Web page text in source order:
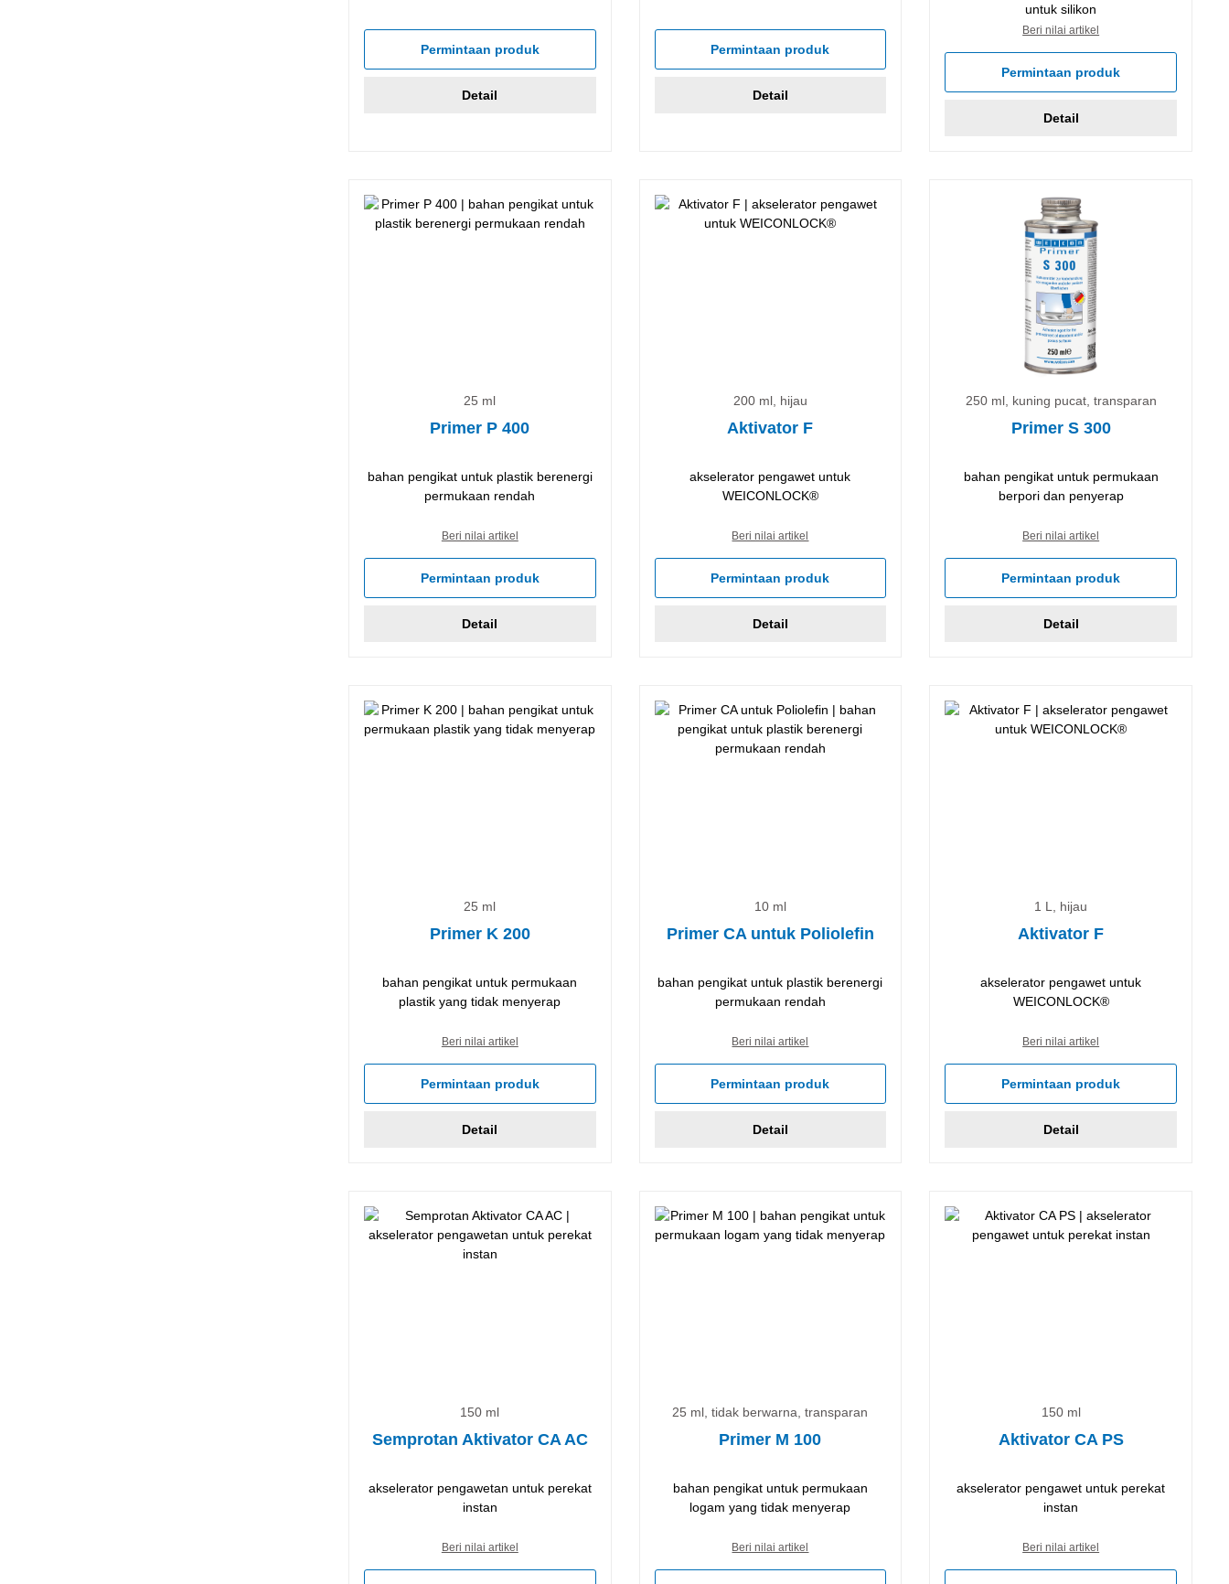
Permintaan produk
Detail
Permintaan produk
Detail
untuk silikon
Beri nilai artikel
Permintaan produk
Detail
25 ml
Primer P 400
bahan pengikat untuk plastik berenergi
permukaan rendah
Beri nilai artikel
Permintaan produk
Detail
200 ml, hijau
Aktivator F
akselerator pengawet untuk
WEICONLOCK®
Beri nilai artikel
Permintaan produk
Detail
250 ml, kuning pucat, transparan
Primer S 300
bahan pengikat untuk permukaan
berpori dan penyerap
Beri nilai artikel
Permintaan produk
Detail
25 ml
Primer K 200
bahan pengikat untuk permukaan
plastik yang tidak menyerap
Beri nilai artikel
Permintaan produk
Detail
10 ml
Primer CA untuk Poliolefin
bahan pengikat untuk plastik berenergi
permukaan rendah
Beri nilai artikel
Permintaan produk
Detail
1 L, hijau
Aktivator F
akselerator pengawet untuk
WEICONLOCK®
Beri nilai artikel
Permintaan produk
Detail
150 ml
Semprotan Aktivator CA AC
akselerator pengawetan untuk perekat
instan
Beri nilai artikel
25 ml, tidak berwarna, transparan
Primer M 100
bahan pengikat untuk permukaan
logam yang tidak menyerap
Beri nilai artikel
150 ml
Aktivator CA PS
akselerator pengawet untuk perekat
instan
Beri nilai artikel